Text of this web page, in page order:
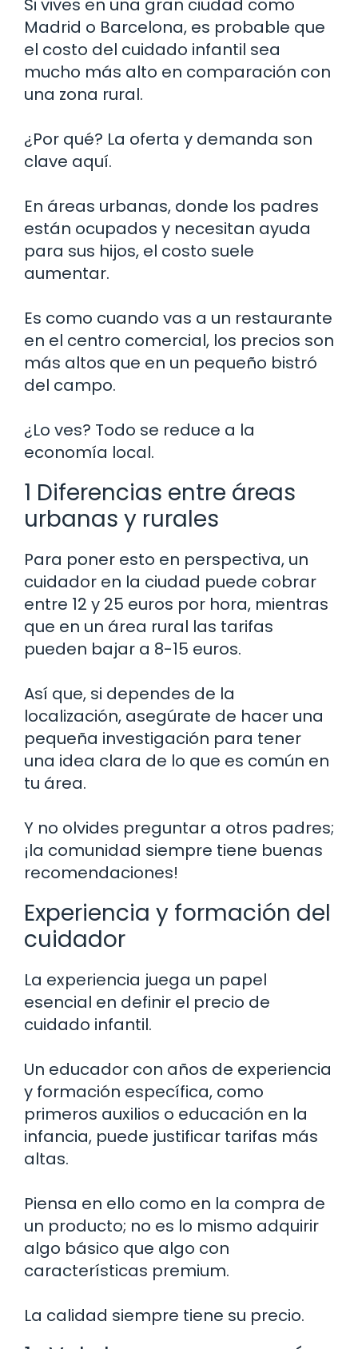
Si vives en una gran ciudad como
Madrid o Barcelona, es probable que
el costo del cuidado infantil sea
mucho más alto en comparación con
una zona rural.
¿Por qué? La oferta y demanda son
clave aquí.
En áreas urbanas, donde los padres
están ocupados y necesitan ayuda
para sus hijos, el costo suele
aumentar.
Es como cuando vas a un restaurante
en el centro comercial, los precios son
más altos que en un pequeño bistró
del campo.
¿Lo ves? Todo se reduce a la
economía local.
1 Diferencias entre áreas
urbanas y rurales
Para poner esto en perspectiva, un
cuidador en la ciudad puede cobrar
entre 12 y 25 euros por hora, mientras
que en un área rural las tarifas
pueden bajar a 8-15 euros.
Así que, si dependes de la
localización, asegúrate de hacer una
pequeña investigación para tener
una idea clara de lo que es común en
tu área.
Y no olvides preguntar a otros padres;
¡la comunidad siempre tiene buenas
recomendaciones!
Experiencia y formación del
cuidador
La experiencia juega un papel
esencial en definir el precio de
cuidado infantil.
Un educador con años de experiencia
y formación específica, como
primeros auxilios o educación en la
infancia, puede justificar tarifas más
altas.
Piensa en ello como en la compra de
un producto; no es lo mismo adquirir
algo básico que algo con
características premium.
La calidad siempre tiene su precio.